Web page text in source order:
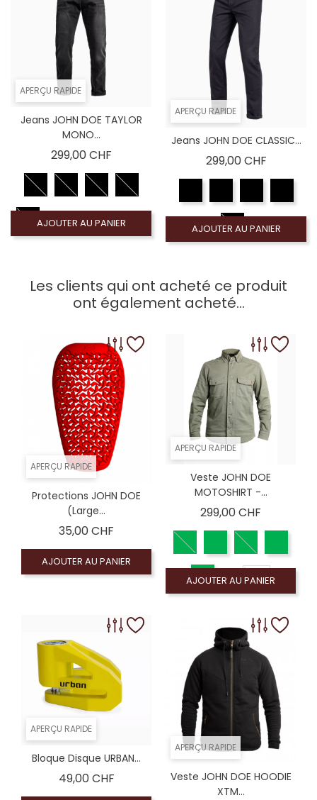
APERÇU RAPIDE
Jeans JOHN DOE TAYLOR
MONO...
299,00 CHFPrix
AJOUTER AU PANIER
APERÇU RAPIDE
Jeans JOHN DOE CLASSIC...
299,00 CHFPrix
AJOUTER AU PANIER
Les clients qui ont acheté ce produit
ont également acheté...
APERÇU RAPIDE
Protections JOHN DOE
(Large...
35,00 CHF
AJOUTER AU PANIER
APERÇU RAPIDE
Veste JOHN DOE
MOTOSHIRT -...
299,00 CHF
5XL
AJOUTER AU PANIER
APERÇU RAPIDE
Bloque Disque URBAN...
49,00 CHFPrix
APERÇU RAPIDE
Veste JOHN DOE HOODIE
XTM...